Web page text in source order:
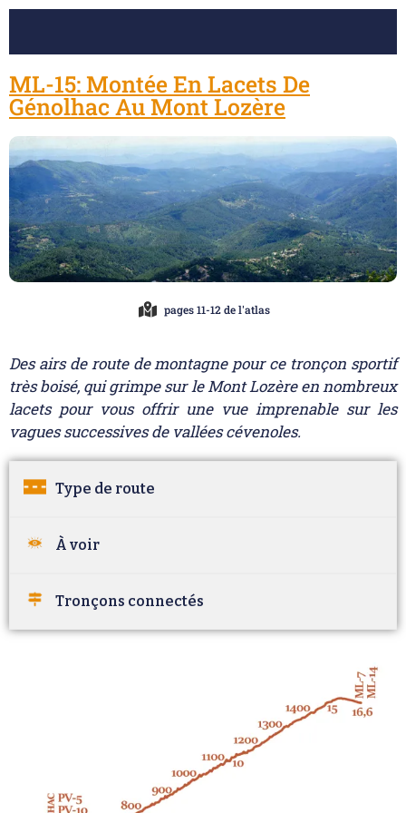
ML-15: Montée En Lacets De
Génolhac Au Mont Lozère
pages 11-12 de l'atlas
Des airs de route de montagne pour ce tronçon sportif
très boisé, qui grimpe sur le Mont Lozère en nombreux
lacets pour vous offrir une vue imprenable sur les
vagues successives de vallées cévenoles.
Type de route
À voir
Tronçons connectés